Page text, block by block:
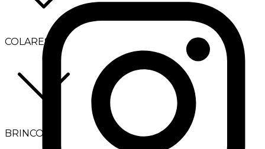
COLARES
BRINCOS